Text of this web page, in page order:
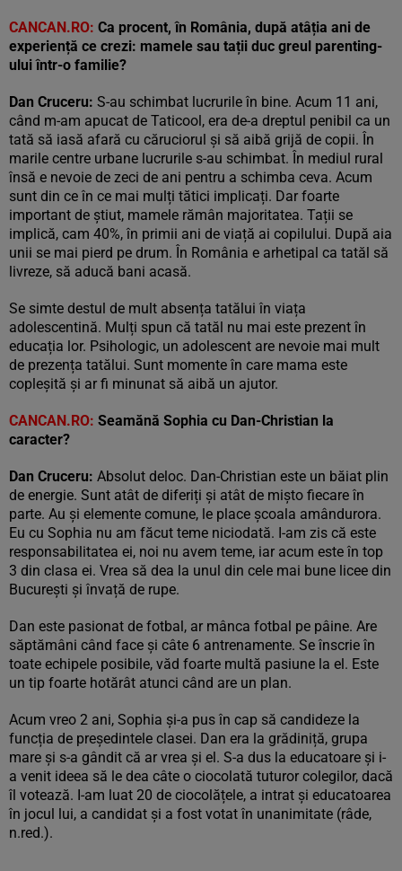
CANCAN.RO: Ca procent, în România, după atâția ani de
experiență ce crezi: mamele sau tații duc greul parenting-
ului într-o familie?
Dan Cruceru: S-au schimbat lucrurile în bine. Acum 11 ani,
când m-am apucat de Taticool, era de-a dreptul penibil ca un
tată să iasă afară cu căruciorul și să aibă grijă de copii. În
marile centre urbane lucrurile s-au schimbat. În mediul rural
însă e nevoie de zeci de ani pentru a schimba ceva. Acum
sunt din ce în ce mai mulți tătici implicați. Dar foarte
important de știut, mamele rămân majoritatea. Tații se
implică, cam 40%, în primii ani de viață ai copilului. După aia
unii se mai pierd pe drum. În România e arhetipal ca tatăl să
livreze, să aducă bani acasă.
Se simte destul de mult absența tatălui în viața
adolescentină. Mulți spun că tatăl nu mai este prezent în
educația lor. Psihologic, un adolescent are nevoie mai mult
de prezența tatălui. Sunt momente în care mama este
copleșită și ar fi minunat să aibă un ajutor.
CANCAN.RO: Seamănă Sophia cu Dan-Christian la
caracter?
Dan Cruceru: Absolut deloc. Dan-Christian este un băiat plin
de energie. Sunt atât de diferiți și atât de mișto fiecare în
parte. Au și elemente comune, le place școala amândurora.
Eu cu Sophia nu am făcut teme niciodată. I-am zis că este
responsabilitatea ei, noi nu avem teme, iar acum este în top
3 din clasa ei. Vrea să dea la unul din cele mai bune licee din
București și învață de rupe.
Dan este pasionat de fotbal, ar mânca fotbal pe pâine. Are
săptămâni când face și câte 6 antrenamente. Se înscrie în
toate echipele posibile, văd foarte multă pasiune la el. Este
un tip foarte hotărât atunci când are un plan.
Acum vreo 2 ani, Sophia și-a pus în cap să candideze la
funcția de președintele clasei. Dan era la grădiniță, grupa
mare și s-a gândit că ar vrea și el. S-a dus la educatoare și i-
a venit ideea să le dea câte o ciocolată tuturor colegilor, dacă
îl votează. I-am luat 20 de ciocolățele, a intrat și educatoarea
în jocul lui, a candidat și a fost votat în unanimitate (râde,
n.red.).